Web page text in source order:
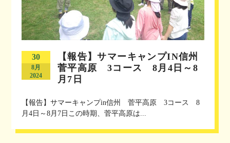
30
8月
2024
【報告】サマーキャンプIN信州
菅平高原 3コース 8月4日～8
月7日
【報告】サマーキャンプin信州 菅平高原 3コース 8
月4日～8月7日この時期、菅平高原は...